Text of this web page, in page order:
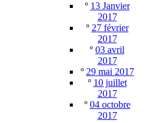
º 13 Janvier
2017
º 27 février
2017
º 03 avril
2017
º 29 mai 2017
º 10 juillet
2017
º 04 octobre
2017